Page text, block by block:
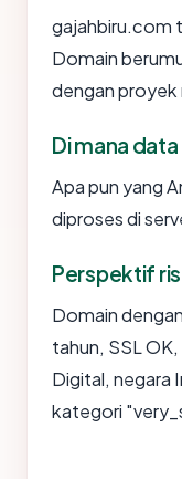
gajahbiru.com
Domain
dengan proyek
Di mana
Apa pun yang
diproses di
Perspektif
Domain
tahun, SSL
Digital, negara
kategori